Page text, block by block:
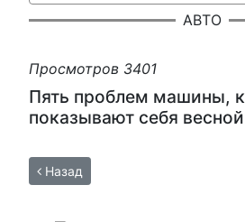
АВТО
Просмотров 3401
Пять проблем машины,
показывают себя весной
Назад